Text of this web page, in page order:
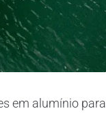
em alumínio para